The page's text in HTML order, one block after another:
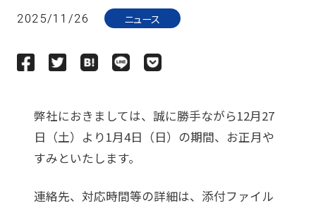
2025/11/26 ニュース
弊社におきましては、誠に勝手ながら12月27
日（土）より1月4日（日）の期間、お正月や
すみといたします。
連絡先、対応時間等の詳細は、添付ファイル